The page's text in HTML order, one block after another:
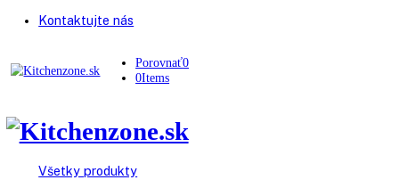
Kontaktujte nás
Porovnať
0Items